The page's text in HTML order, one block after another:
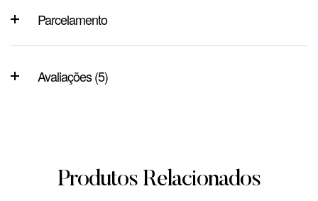
Parcelamento
Avaliações (5)
Produtos Relacionados